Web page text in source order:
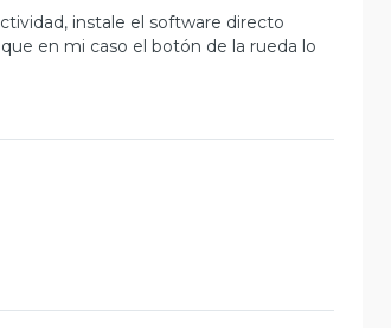
instale el software directo
en mi caso el botón de la rueda lo